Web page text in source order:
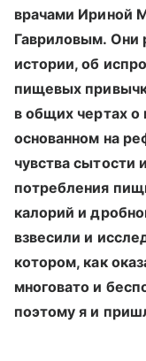
врачами Ириной
Гавриловым. Они
истории, об
пищевых
в общих чертах о
основанном на
чувства сытости
потребления
калорий и
взвесили и
котором, как
многовато и
поэтому я и